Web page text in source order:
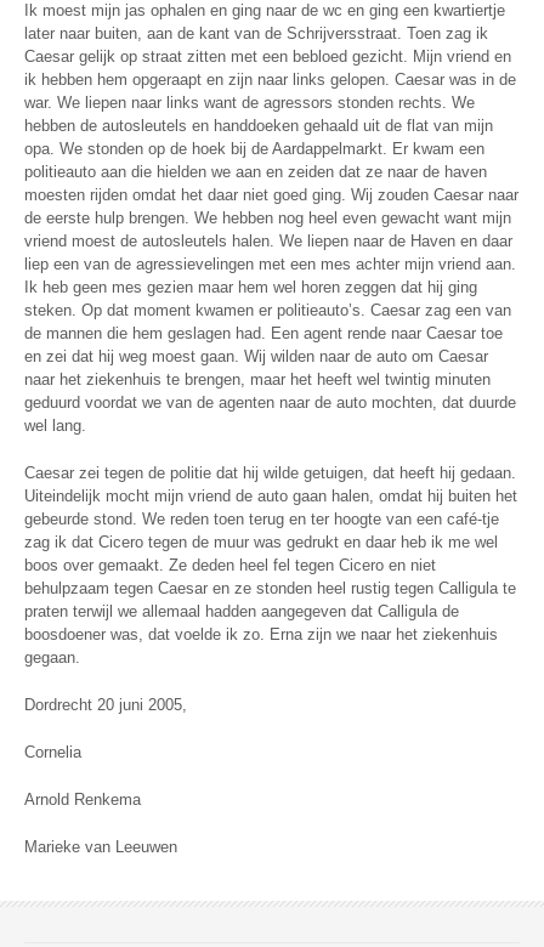
Ik moest mijn jas ophalen en ging naar de wc en ging een kwartiertje
later naar buiten, aan de kant van de Schrijversstraat. Toen zag ik
Caesar gelijk op straat zitten met een bebloed gezicht. Mijn vriend en
ik hebben hem opgeraapt en zijn naar links gelopen. Caesar was in de
war. We liepen naar links want de agressors stonden rechts. We
hebben de autosleutels en handdoeken gehaald uit de flat van mijn
opa. We stonden op de hoek bij de Aardappelmarkt. Er kwam een
politieauto aan die hielden we aan en zeiden dat ze naar de haven
moesten rijden omdat het daar niet goed ging. Wij zouden Caesar naar
de eerste hulp brengen. We hebben nog heel even gewacht want mijn
vriend moest de autosleutels halen. We liepen naar de Haven en daar
liep een van de agressievelingen met een mes achter mijn vriend aan.
Ik heb geen mes gezien maar hem wel horen zeggen dat hij ging
steken. Op dat moment kwamen er politieauto’s. Caesar zag een van
de mannen die hem geslagen had. Een agent rende naar Caesar toe
en zei dat hij weg moest gaan. Wij wilden naar de auto om Caesar
naar het ziekenhuis te brengen, maar het heeft wel twintig minuten
geduurd voordat we van de agenten naar de auto mochten, dat duurde
wel lang.
Caesar zei tegen de politie dat hij wilde getuigen, dat heeft hij gedaan.
Uiteindelijk mocht mijn vriend de auto gaan halen, omdat hij buiten het
gebeurde stond. We reden toen terug en ter hoogte van een café-tje
zag ik dat Cicero tegen de muur was gedrukt en daar heb ik me wel
boos over gemaakt. Ze deden heel fel tegen Cicero en niet
behulpzaam tegen Caesar en ze stonden heel rustig tegen Calligula te
praten terwijl we allemaal hadden aangegeven dat Calligula de
boosdoener was, dat voelde ik zo. Erna zijn we naar het ziekenhuis
gegaan.
Dordrecht 20 juni 2005,
Cornelia
Arnold Renkema
Marieke van Leeuwen